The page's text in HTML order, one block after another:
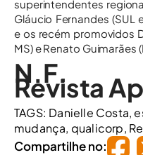
superintendentes
Gláucio Fernandes (SUL
e os recém promovidos
MS) e Renato Guimarães
N.F.
Revista
TAGS: Danielle Costa,
mudança, qualicorp,
Compartilhe no: